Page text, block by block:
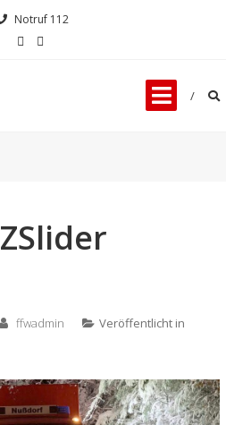
Notruf 112
ZSlider
ffwadmin
Veröffentlicht in